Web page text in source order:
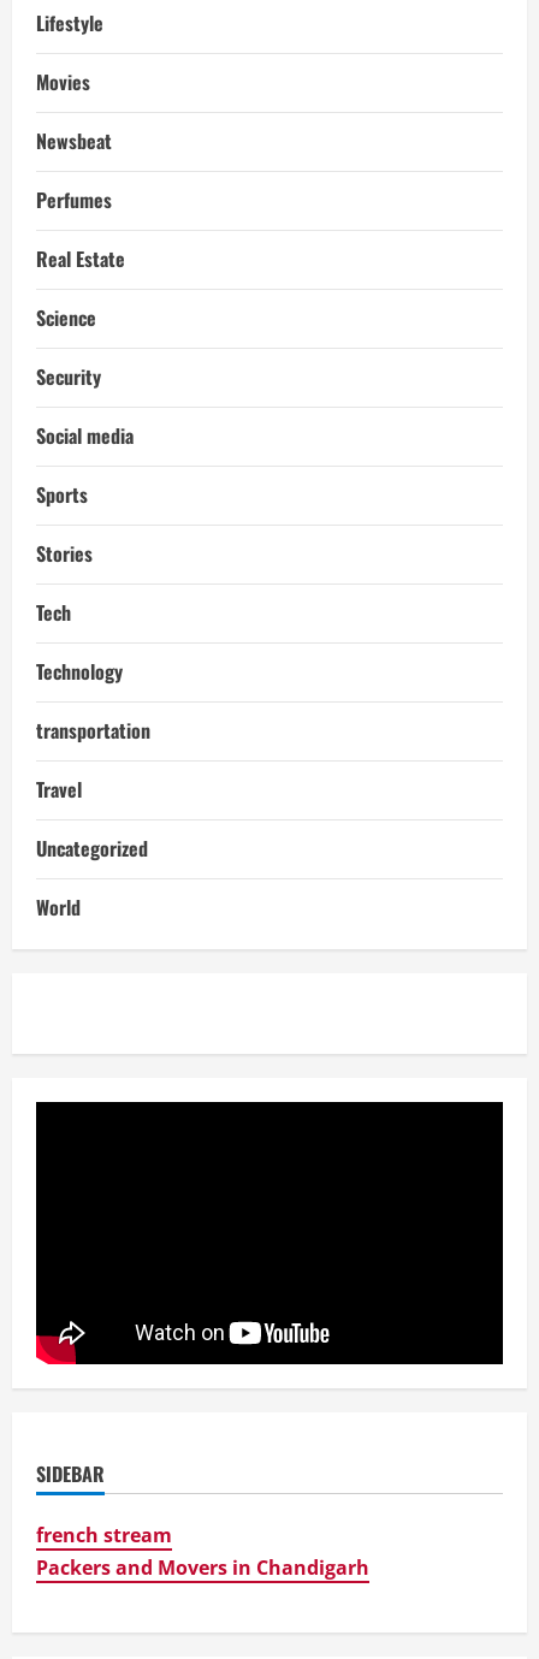
Lifestyle
Movies
Newsbeat
Perfumes
Real Estate
Science
Security
Social media
Sports
Stories
Tech
Technology
transportation
Travel
Uncategorized
World
SIDEBAR
french stream
Packers and Movers in Chandigarh